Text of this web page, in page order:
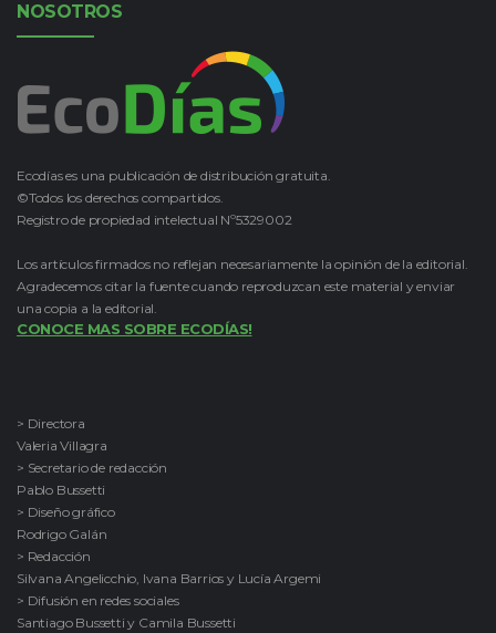
NOSOTROS
Ecodías es una publicación de distribución gratuita.
©Todos los derechos compartidos.
Registro de propiedad intelectual Nº5329002
Los artículos firmados no reflejan necesariamente la opinión de la editorial.
Agradecemos citar la fuente cuando reproduzcan este material y enviar
una copia a la editorial.
CONOCE MAS SOBRE ECODÍAS!
> Directora
Valeria Villagra
> Secretario de redacción
Pablo Bussetti
> Diseño gráfico
Rodrigo Galán
> Redacción
Silvana Angelicchio, Ivana Barrios y Lucía Argemi
> Difusión en redes sociales
Santiago Bussetti y Camila Bussetti